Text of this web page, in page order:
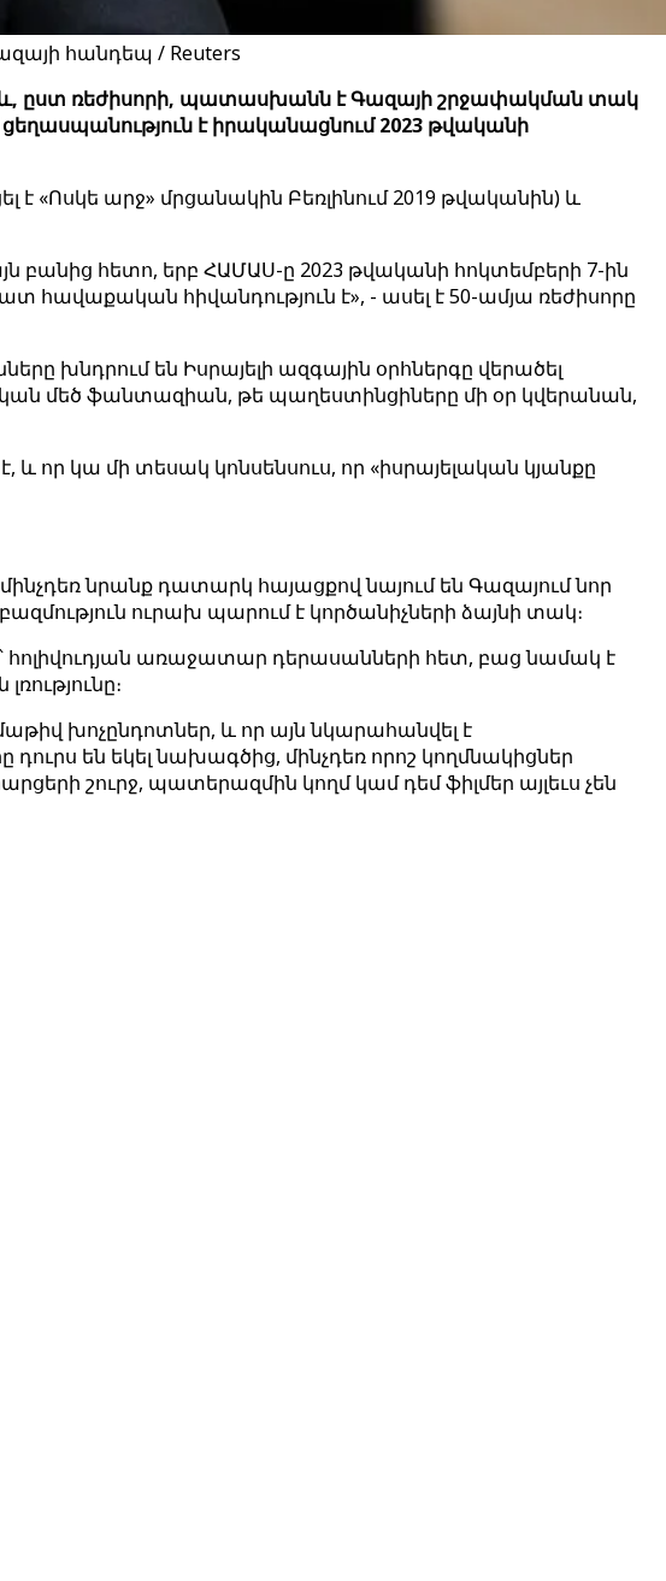
հանդեպ / Reuters
և, ըստ ռեժիսորի, պատասխանն է Գազայի շրջափակման տակ
է իրականացնում 2023 թվականի
«Ոսկե արջ» մրցանակին Բեռլինում 2019 թվականին) և
բանից հետո, երբ ՀԱՄԱՍ-ը 2023 թվականի հոկտեմբերի 7-ին
հավաքական հիվանդություն է», - ասել է 50-ամյա ռեժիսորը
խնդրում են Իսրայելի ազգային օրհներգը վերածել
մեծ ֆանտազիան, թե պաղեստինցիները մի օր կվերանան,
և որ կա մի տեսակ կոնսենսուս, որ «իսրայելական կյանքը
նրանք դատարկ հայացքով նայում են Գազայում նոր
ուրախ պարում է կործանիչների ձայնի տակ։
հոլիվուդյան առաջատար դերասանների հետ, բաց նամակ է
խոչընդոտներ, և որ այն նկարահանվել է
են եկել նախագծից, մինչդեռ որոշ կողմնակիցներ
շուրջ, պատերազմին կողմ կամ դեմ ֆիլմեր այլեւս չեն